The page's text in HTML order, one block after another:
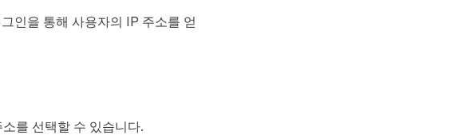
인을 통해 사용자의 IP 주소를 얻
를 선택할 수 있습니다.